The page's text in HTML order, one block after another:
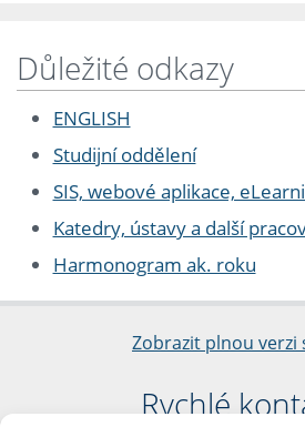
Důležité odkazy
ENGLISH
Studijní oddělení
SIS, webové aplikace,
Katedry, ústavy a další
Harmonogram ak. roku
Zobrazit plnou verzi
Rychlé